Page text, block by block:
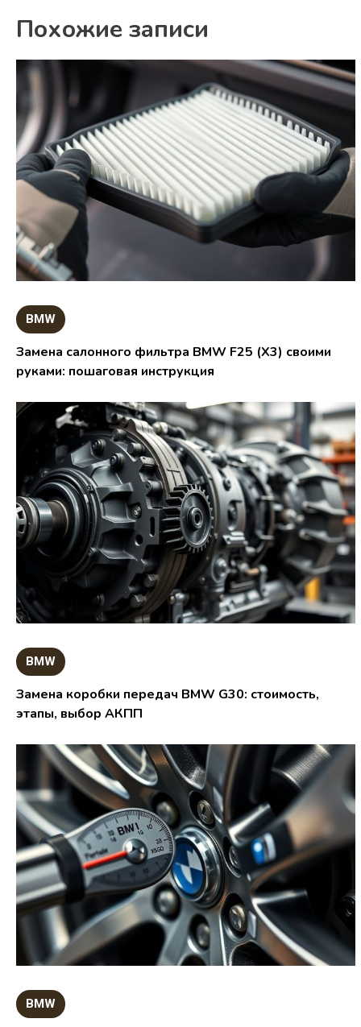
Похожие записи
BMW
Замена салонного фильтра BMW F25 (X3) своими
руками: пошаговая инструкция
BMW
Замена коробки передач BMW G30: стоимость,
этапы, выбор АКПП
BMW